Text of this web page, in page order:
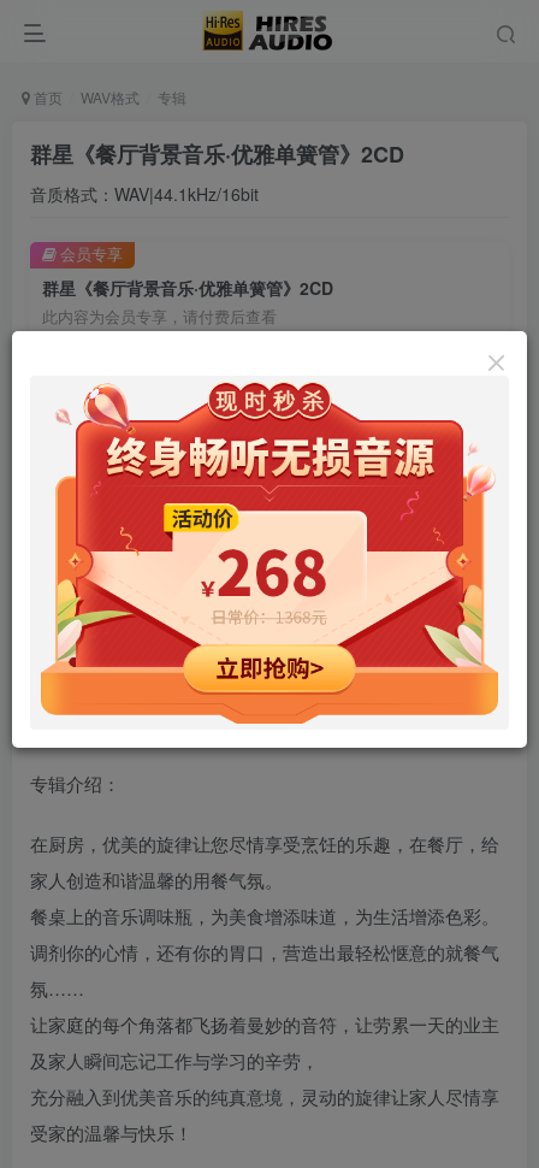
首页 WAV格式 专辑
群星《餐厅背景音乐·优雅单簧管》2CD
音质格式：WAV|44.1kHz/16bit
群星《餐厅背景音乐·优雅单簧管》2CD
此内容为会员专享，请付费后查看
9.9 99
年卡会员 免费 永久会员
立即购买
您当前未登录！建议登陆后购买，可保存购买订单
会员专享
专辑名称：餐厅背景音乐·优雅单簧管（2CD）
专辑艺人：群星
出版公司：安徽文化音像出版社
ＩＳＲＣ：CN-E27-043-8-400
资源类型：WAV+CUE
专辑介绍：
在厨房，优美的旋律让您尽情享受烹饪的乐趣，在餐厅，给
家人创造和谐温馨的用餐气氛。
餐桌上的音乐调味瓶，为美食增添味道，为生活增添色彩。
调剂你的心情，还有你的胃口，营造出最轻松惬意的就餐气
氛……
让家庭的每个角落都飞扬着曼妙的音符，让劳累一天的业主
及家人瞬间忘记工作与学习的辛劳，
充分融入到优美音乐的纯真意境，灵动的旋律让家人尽情享
受家的温馨与快乐！